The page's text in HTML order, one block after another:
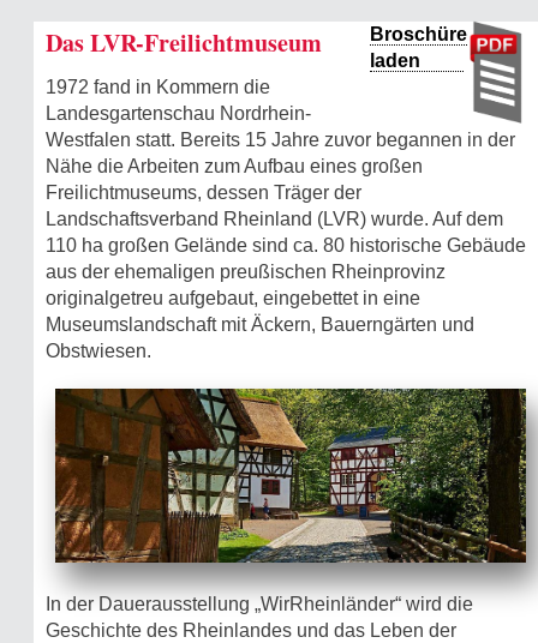
Broschüre
laden
Das LVR-Freilichtmuseum
1972 fand in Kommern die
Landesgartenschau Nordrhein-
Westfalen statt. Bereits 15 Jahre zuvor begannen in der
Nähe die Arbeiten zum Aufbau eines großen
Freilichtmuseums, dessen Träger der
Landschaftsverband Rheinland (LVR) wurde. Auf dem
110 ha großen Gelände sind ca. 80 historische Gebäude
aus der ehemaligen preußischen Rheinprovinz
originalgetreu aufgebaut, eingebettet in eine
Museumslandschaft mit Äckern, Bauerngärten und
Obstwiesen.
In der Dauerausstellung „WirRheinländer“ wird die
Geschichte des Rheinlandes und das Leben der